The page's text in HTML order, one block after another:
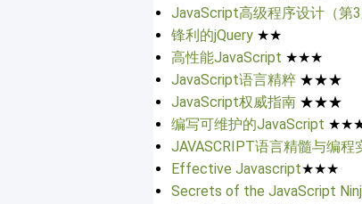
JavaScript高级程序设计（第3
锋利的jQuery ★★
高性能JavaScript ★★★
JavaScript语言精粹 ★★★
JavaScript权威指南 ★★★
编写可维护的JavaScript
JAVASCRIPT语言精髓与编程
Effective Javascript★★★
Secrets of the JavaScript